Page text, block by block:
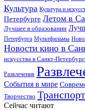
Культура Культура и
Петербурге Летом в
Лучшее в образовании
Петербурга Мультфильмы
Новости кино в
искусства в Санкт-
Развлечения
События в мире
Творчество Транспорт
Сейчас читают